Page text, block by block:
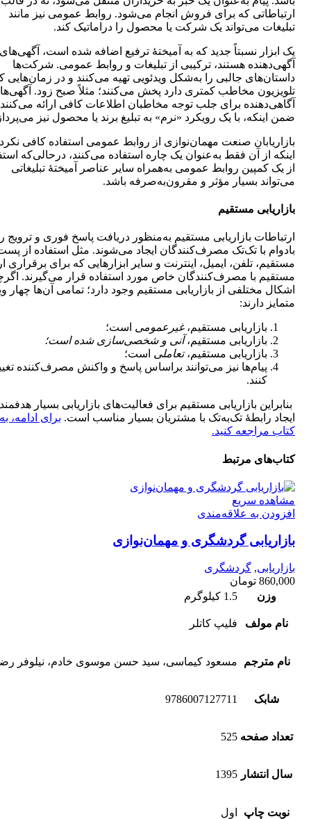
ارتباطاتی که برای فروش انجام می‌شود. روابط عمومی نیز مانند
تبلیغات می‌تواند یک شرکت یا محصول را دراماتیک کند.
یک ابزار نسبتاً جدید که به آمیختۀ ترفیع اضافه شده است، آگهی‌های
آگهی‌دهنده هستند، ترکیبی از تبلیغات و روابط عمومی. شرکت‌ها
داستان‌های جالبی را به‌شکل ویدئویی تهیه می‌کنند و در زمان‌هایی
تلویزیون مخاطب کمتری دارد پخش می‌کنند؛ مثلاً صبح زود.
آگاهی‌دهنده برای جلب توجه مخاطبان اطلاعات کافی ارائه می‌کنند
ضمن اینکه، با یک رویکرد «نرم» به تبلیغ برند یا محصول نیز
بازاریابان صنعت مهمان‌نوازی از روابط عمومی استفاده کافی
اینکه از آن فقط به‌عنوان یک چاره استفاده می‌کنند، درحالی‌که
از یک کمپین روابط عمومی به‌همراه سایر عناصر آمیختۀ تبلیغاتی
می‌تواند بسیار مؤثر و مقرون‌به‌صرفه باشد.
بازاریابی مستقیم
ارتباطات بازاریابی مستقیم به‌منظور دریافت پاسخ فوری و ترویج
بادوام با تک‌تک مصرف‌کنندگان ایجاد می‌شوند. مثل استفاده از
مستقیم، تلفن، ایمیل، اینترنت و سایر ابزارهایی که برای برقراری
مستقیم با مصرف‌کنندگان خاص مورد استفاده قرار می‌گیرند.
اشکال مختلفی از بازاریابی مستقیم وجود دارد؛ تمامی آن‌ها چهار
متمایز دارند:
بازاریابی مستقیم،غیرعمومی است؛
بازاریابی مستقیم،آنی و شخصی‌سازی شده است؛
بازاریابی مستقیم،تعاملی است؛
پیام‌ها نیز می‌توانند براساس پاسخ و واکنش مصرف‌کننده
کنند.
بنابراین بازاریابی مستقیم برای فعالیت‌های بازاریابی بسیار
ایجاد رابطۀ تک‌به‌تک با مشتریان بسیار مناسب است. برای ادامه، به
کتاب مراجعه کنید.
کتاب‌های مرتبط
مشاهده سریع
افزودن به علاقه‌مندی
بازاریابی گردشگری و مهمان‌نوازی
بازاریابی, گردشگری
860,000 تومان
وزن
1.5 کیلوگرم
نام مولف فلیپ کاتلر
نام مترجم مسعود کیماسی، سید حسن موسوی خادم، نیلوفر
شابک 9786007127711
تعداد صفحه 525
سال انتشار 1395
نوبت چاپ اول